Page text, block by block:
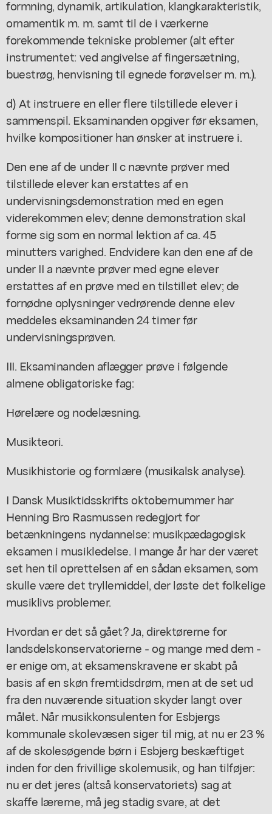
formning, dynamik, artikulation, klangkarakteristik,
ornamentik m. m. samt til de i værkerne
forekommende tekniske problemer (alt efter
instrumentet: ved angivelse af fingersætning,
buestrøg, henvisning til egnede forøvelser m. m.).
d) At instruere en eller flere tilstillede elever i
sammenspil. Eksaminanden opgiver før eksamen,
hvilke kompositioner han ønsker at instruere i.
Den ene af de under II c nævnte prøver med
tilstillede elever kan erstattes af en
undervisningsdemonstration med en egen
viderekommen elev; denne demonstration skal
forme sig som en normal lektion af ca. 45
minutters varighed. Endvidere kan den ene af de
under II a nævnte prøver med egne elever
erstattes af en prøve med en tilstillet elev; de
fornødne oplysninger vedrørende denne elev
meddeles eksaminanden 24 timer før
undervisningsprøven.
III. Eksaminanden aflægger prøve i følgende
almene obligatoriske fag:
Hørelære og nodelæsning.
Musikteori.
Musikhistorie og formlære (musikalsk analyse).
I Dansk Musiktidsskrifts oktobernummer har
Henning Bro Rasmussen redegjort for
betænkningens nydannelse: musikpædagogisk
eksamen i musikledelse. I mange år har der været
set hen til oprettelsen af en sådan eksamen, som
skulle være det tryllemiddel, der løste det folkelige
musiklivs problemer.
Hvordan er det så gået? Ja, direktørerne for
landsdelskonservatorierne - og mange med dem -
er enige om, at eksamenskravene er skabt på
basis af en skøn fremtidsdrøm, men at de set ud
fra den nuværende situation skyder langt over
målet. Når musikkonsulenten for Esbjergs
kommunale skolevæsen siger til mig, at nu er 23 %
af de skolesøgende børn i Esbjerg beskæftiget
inden for den frivillige skolemusik, og han tilføjer:
nu er det jeres (altså konservatoriets) sag at
skaffe lærerne, må jeg stadig svare, at det